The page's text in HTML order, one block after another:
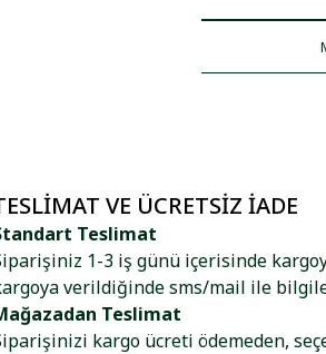
VE ÜCRETSIZ İADE
Teslimat
1-3 iş günü içerisinde
verildiğinde sms/mail ile
Teslimat
kargo ücreti ödemeden,